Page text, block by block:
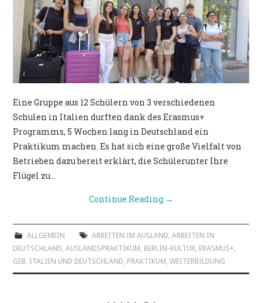
Eine Gruppe aus 12 Schülern von 3 verschiedenen
Schulen in Italien durften dank des Erasmus+
Programms, 5 Wochen lang in Deutschland ein
Praktikum machen. Es hat sich eine große Vielfalt von
Betrieben dazu bereit erklärt, die Schülerunter Ihre
Flügel zu…
Continue Reading →
ALLGEMEIN ARBEITEN IM AUSLAND ARBEITEN IN
DEUTSCHLAND ,AUSLANDSPRAKTIKUM BERLIN-KULTUR ERASMUS+
GEB ITALIEN UND DEUTSCHLAND PRAKTIKUM ,WEITERBILDUNG